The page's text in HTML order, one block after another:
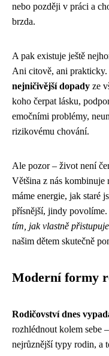
nebo později v práci a
brzda.
A pak existuje ještě
Ani citově, ani
nejničivější dopady ze
koho čerpat lásku,
emočními problémy,
rizikovému chování.
Ale pozor – život není
Většina z nás kombinuje
máme energie, jak staré
přísnější, jindy
tím, jak vlastně
našim dětem skutečně
Moderní formy
Rodičovství dnes
rozhlédnout kolem sebe
nejrůznější typy rodin, a